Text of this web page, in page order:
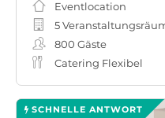
Eventlocation
5
800 Gäste
Catering Flexibel
SCHNELLE ANTWORT